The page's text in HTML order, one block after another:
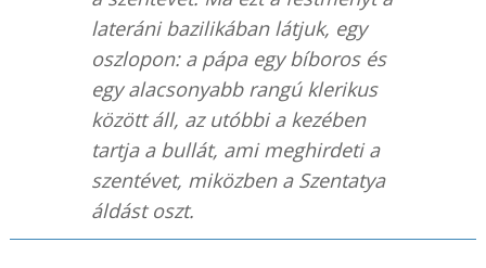
lateráni bazilikában látjuk, egy
oszlopon: a pápa egy bíboros és
egy alacsonyabb rangú klerikus
között áll, az utóbbi a kezében
tartja a bullát, ami meghirdeti a
szentévet, miközben a Szentatya
áldást oszt.